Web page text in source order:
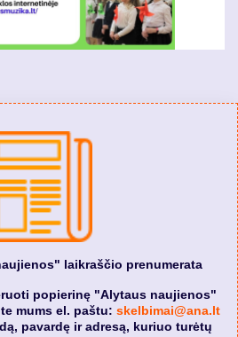
laikraščio prenumerata
popierinę "Alytaus naujienos"
mums el. paštu: skelbimai@ana.lt
pavardę ir adresą, kuriuo turėtų